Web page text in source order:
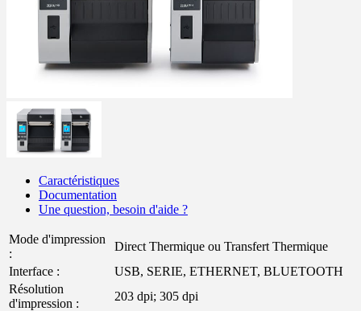
Caractéristiques
Documentation
Une question, besoin d'aide ?
Mode d'impression
:
Direct Thermique ou Transfert Thermique
Interface :
USB, SERIE, ETHERNET, BLUETOOTH
Résolution
d'impression :
203 dpi; 305 dpi